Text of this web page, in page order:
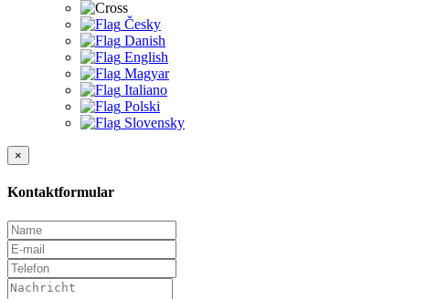
Česky
Danish
English
Magyar
Italiano
Polski
Slovensky
×
Kontaktformular